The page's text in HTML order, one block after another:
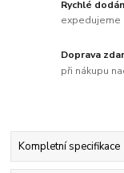
Rychlé
expedujeme
Doprava
při nákupu
Kompletní specifikace